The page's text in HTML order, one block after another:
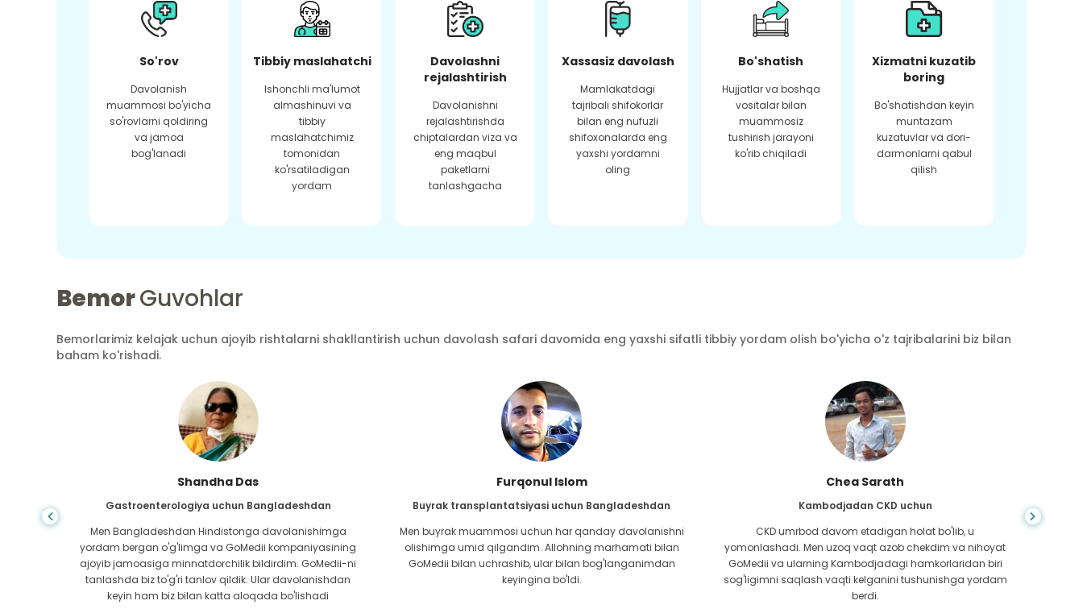
So'rov
Davolanish
muammosi bo'yicha
so'rovlarni qoldiring
va jamoa
bog'lanadi
Tibbiy maslahatchi
Ishonchli ma'lumot
almashinuvi va
tibbiy
maslahatchimiz
tomonidan
ko'rsatiladigan
yordam
Davolashni
rejalashtirish
Davolanishni
rejalashtirishda
chiptalardan viza va
eng maqbul
paketlarni
tanlashgacha
Xassasiz davolash
Mamlakatdagi
tajribali shifokorlar
bilan eng nufuzli
shifoxonalarda eng
yaxshi yordamni
oling
Bo'shatish
Hujjatlar va boshqa
vositalar bilan
muammosiz
tushirish jarayoni
ko'rib chiqiladi
Xizmatni kuzatib
boring
Bo'shatishdan keyin
muntazam
kuzatuvlar va dori-
darmonlarni qabul
qilish
BemorGuvohlar
Bemorlarimiz kelajak uchun ajoyib rishtalarni shakllantirish uchun davolash safari davomida eng yaxshi sifatli tibbiy yordam olish bo'yicha o'z tajribalarini biz bilan
baham ko'rishadi.
Shandha Das
Gastroenterologiya uchun Bangladeshdan
Men Bangladeshdan Hindistonga davolanishimga
yordam bergan o'g'limga va GoMedii kompaniyasining
ajoyib jamoasiga minnatdorchilik bildirdim. GoMedii-ni
tanlashda biz to'g'ri tanlov qildik. Ular davolanishdan
keyin ham biz bilan katta aloqada bo'lishadi
Furqonul Islom
Buyrak transplantatsiyasi uchun Bangladeshdan
Men buyrak muammosi uchun har qanday davolanishni
olishimga umid qilgandim. Allohning marhamati bilan
GoMedii bilan uchrashib, ular bilan bog'langanimdan
keyingina bo'ldi.
Chea Sarath
Kambodjadan CKD uchun
CKD umrbod davom etadigan holat bo'lib, u
yomonlashadi. Men uzoq vaqt azob chekdim va nihoyat
GoMedii va ularning Kambodjadagi hamkorlaridan biri
sog'ligimni saqlash vaqti kelganini tushunishga yordam
berdi.